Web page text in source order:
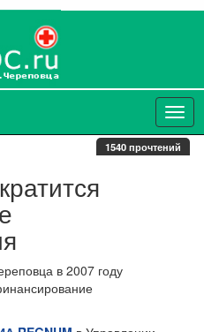
1540 прочтений
в 2007 году